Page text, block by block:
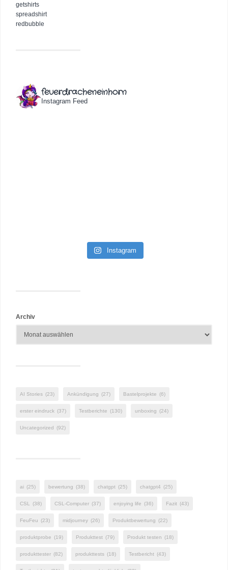
getshirts
spreadshirt
redbubble
feuerdracheneinhorn
Instagram Feed
Instagram
Archiv
AI Stories (23) Ankündigung (27) Bastelprojekte (6)
erster eindruck (37) Testberichte (130) unboxing (24)
Uncategorized (92)
ai (25) bewertung (38) chatgpt (25) chatgpt4 (25)
CSL (38) CSL-Computer (37) enjoying life (36) Fazit (43)
FeuFeu (23) midjourney (26) Produktbewertung (22)
produktprobe (19) Produkttest (79) Produkt testen (18)
produkttester (82) produkttests (18) Testbericht (43)